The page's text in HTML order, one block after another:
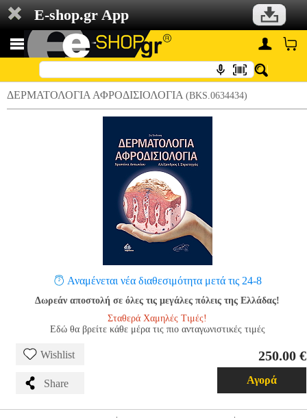
E-shop.gr App
ΔΕΡΜΑΤΟΛΟΓΙΑ ΑΦΡΟΔΙΣΙΟΛΟΓΙΑ (BKS.0634434)
Αναμένεται νέα διαθεσιμότητα μετά τις 24-8
Δωρεάν αποστολή σε όλες τις μεγάλες πόλεις της Ελλάδας!
Σταθερά Χαμηλές Τιμές!
Εδώ θα βρείτε κάθε μέρα τις πιο ανταγωνιστικές τιμές
Wishlist
Share
250.00 €
Αγορά